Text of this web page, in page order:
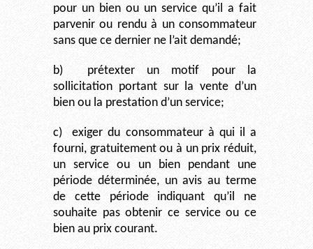
pour un bien ou un service qu’il a fait
parvenir ou rendu à un consommateur
sans que ce dernier ne l’ait demandé;
b)
prétexter un motif pour la
sollicitation portant sur la vente d’un
bien ou la prestation d’un service;
c)
exiger du consommateur à qui il a
fourni, gratuitement ou à un prix réduit,
un service ou un bien pendant une
période déterminée, un avis au terme
de cette période indiquant qu’il ne
souhaite pas obtenir ce service ou ce
bien au prix courant.